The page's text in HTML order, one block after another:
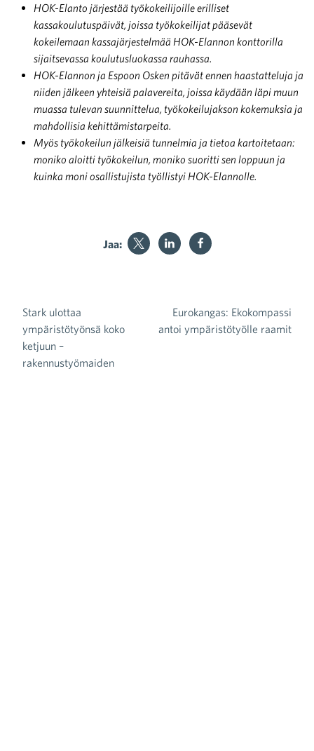
HOK-Elanto järjestää työkokeilijoille erilliset
kassakoulutuspäivät, joissa työkokeilijat pääsevät
kokeilemaan kassajärjestelmää HOK-Elannon konttorilla
sijaitsevassa koulutusluokassa rauhassa.
HOK-Elannon ja Espoon Osken pitävät ennen haastatteluja ja
niiden jälkeen yhteisiä palavereita, joissa käydään läpi muun
muassa tulevan suunnittelua, työkokeilujakson kokemuksia ja
mahdollisia kehittämistarpeita.
Myös työkokeilun jälkeisiä tunnelmia ja tietoa kartoitetaan:
moniko aloitti työkokeilun, moniko suoritti sen loppuun ja
kuinka moni osallistujista työllistyi HOK-Elannolle.
Jaa:
Artikkelien selaus
Stark ulottaa
ympäristötyönsä koko
ketjuun –
rakennustyömaiden
Eurokangas: Ekokompassi
antoi ympäristötyölle raamit